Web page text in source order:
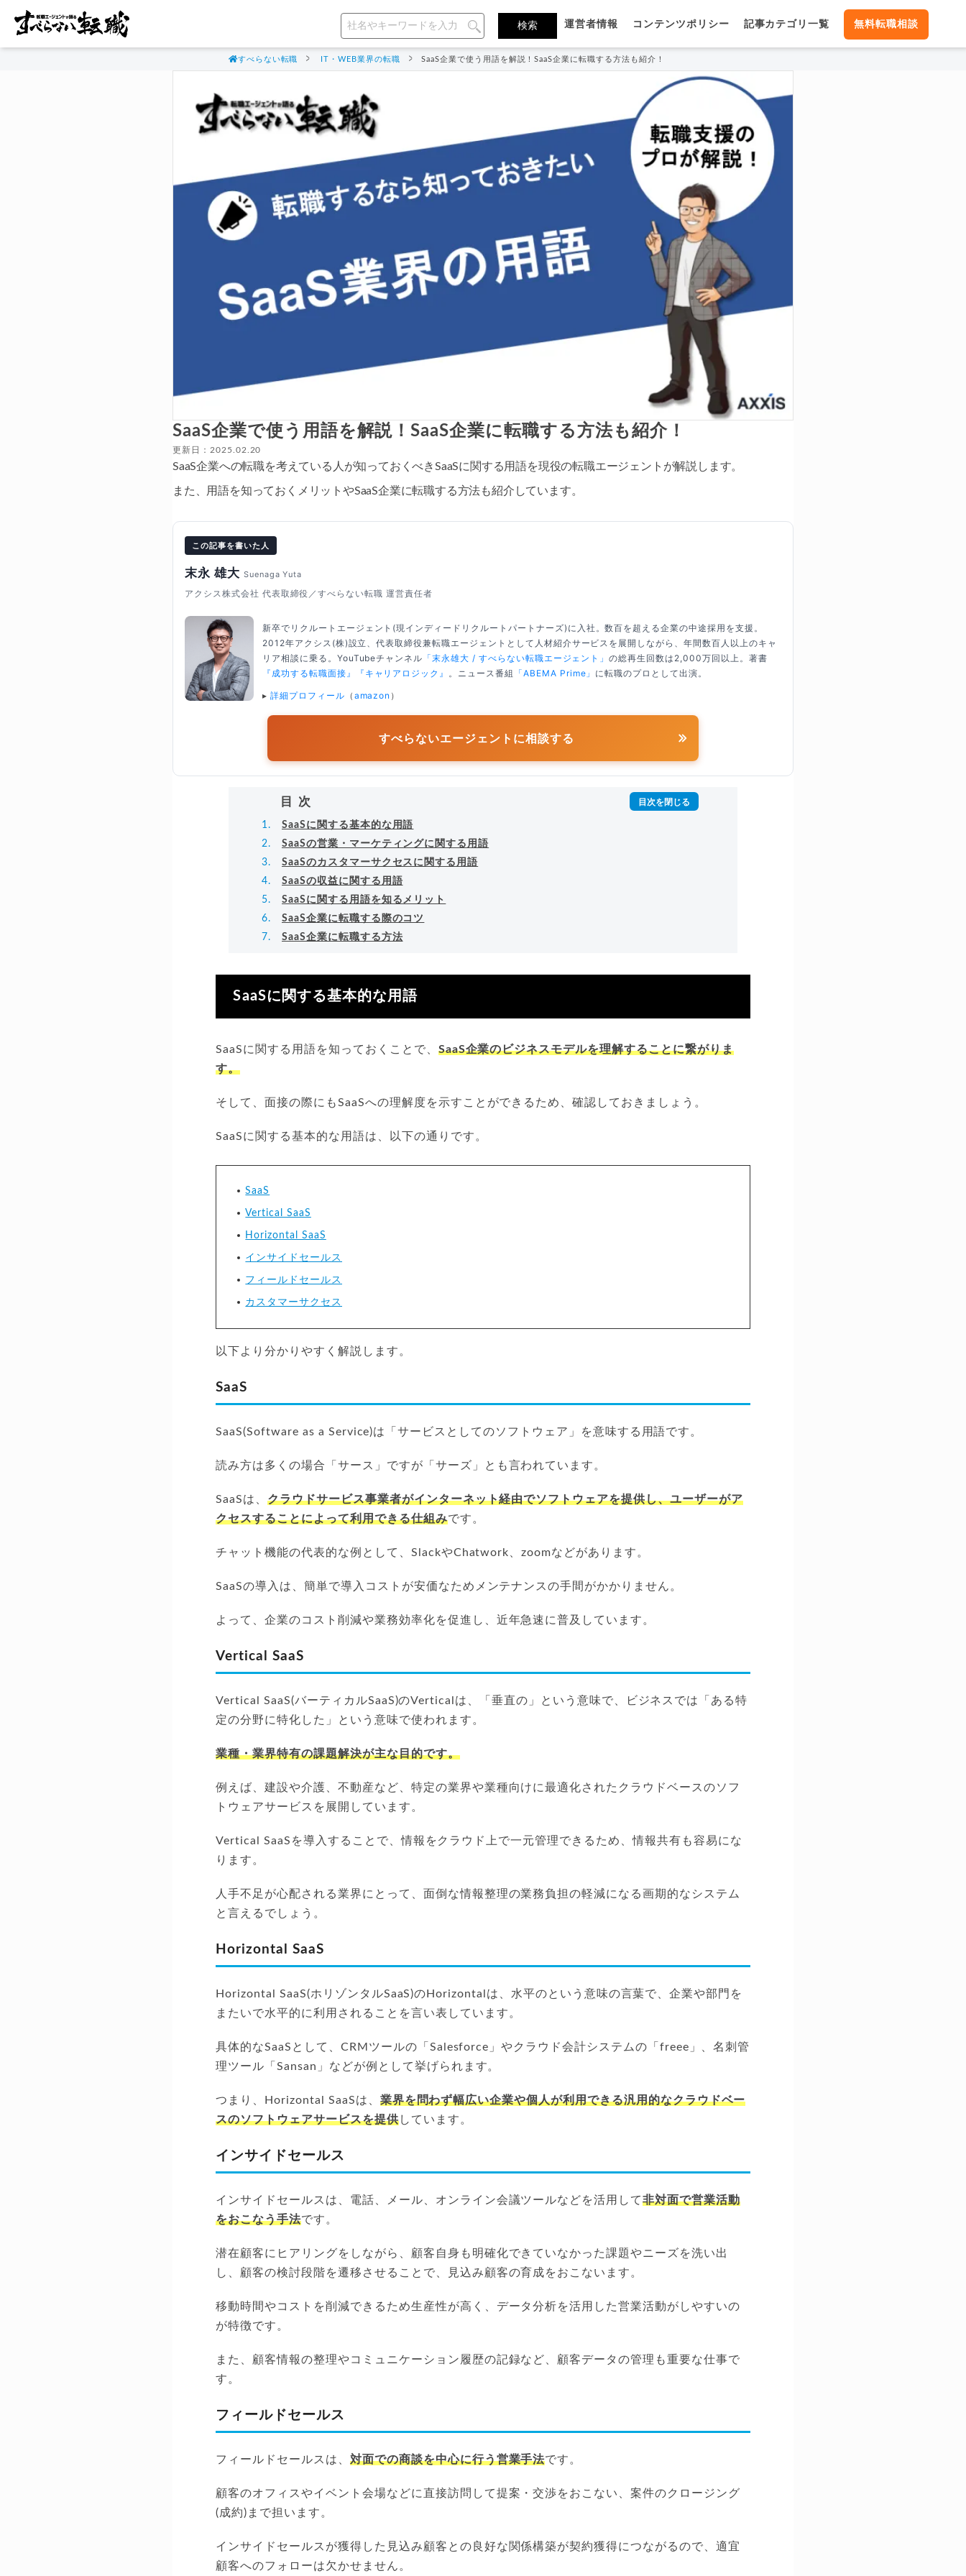
運営者情報 コンテンツポリシー 記事カテゴリ一覧 無料転職相談
すべらない転職 IT・WEB業界の転職 SaaS企業で使う用語を解説！SaaS企業に転職する方法も紹介！
SaaS企業で使う用語を解説！SaaS企業に転職する方法も紹介！
更新日：2025.02.20
SaaS企業への転職を考えている人が知っておくべきSaaSに関する用語を現役の転職エージェントが解説します。
また、用語を知っておくメリットやSaaS企業に転職する方法も紹介しています。
この記事を書いた人
末永 雄大 Suenaga Yuta
アクシス株式会社 代表取締役／すべらない転職 運営責任者
新卒でリクルートエージェント(現インディードリクルートパートナーズ)に入社。数百を超える企業の中途採用を支援。
2012年アクシス(株)設立、代表取締役兼転職エージェントとして人材紹介サービスを展開しながら、年間数百人以上のキャ
リア相談に乗る。YouTubeチャンネル 「末永雄大 / すべらない転職エージェント」の総再生回数は2,000万回以上。著書
『成功する転職面接』
『キャリアロジック』 。ニュース番組 「ABEMA Prime」 に転職のプロとして出演。
▸ 詳細プロフィール （ amazon ）
すべらないエージェントに相談する
目次
SaaSに関する基本的な用語
SaaSの営業・マーケティングに関する用語
SaaSのカスタマーサクセスに関する用語
SaaSの収益に関する用語
SaaSに関する用語を知るメリット
SaaS企業に転職する際のコツ
SaaS企業に転職する方法
SaaSに関する基本的な用語
SaaSに関する用語を知っておくことで、 SaaS企業のビジネスモデルを理解することに繋がりま
す。
そして、面接の際にもSaaSへの理解度を示すことができるため、確認しておきましょう。
SaaSに関する基本的な用語は、以下の通りです。
SaaS
Vertical SaaS
Horizontal SaaS
インサイドセールス
フィールドセールス
カスタマーサクセス
以下より分かりやすく解説します。
SaaS
SaaS(Software as a Service)は「サービスとしてのソフトウェア」を意味する用語です。
読み方は多くの場合「サース」ですが「サーズ」とも言われています。
SaaSは、クラウドサービス事業者がインターネット経由でソフトウェアを提供し、ユーザーがア
クセスすることによって利用できる仕組みです。
チャット機能の代表的な例として、SlackやChatwork、zoomなどがあります。
SaaSの導入は、簡単で導入コストが安価なためメンテナンスの手間がかかりません。
よって、企業のコスト削減や業務効率化を促進し、近年急速に普及しています。
Vertical SaaS
Vertical SaaS(バーティカルSaaS)のVerticalは、「垂直の」という意味で、ビジネスでは「ある特
定の分野に特化した」という意味で使われます。
業種・業界特有の課題解決が主な目的です。
例えば、建設や介護、不動産など、特定の業界や業種向けに最適化されたクラウドベースのソフ
トウェアサービスを展開しています。
Vertical SaaSを導入することで、情報をクラウド上で一元管理できるため、情報共有も容易にな
ります。
人手不足が心配される業界にとって、面倒な情報整理の業務負担の軽減になる画期的なシステム
と言えるでしょう。
Horizontal SaaS
Horizontal SaaS(ホリゾンタルSaaS)のHorizontalは、水平のという意味の言葉で、企業や部門を
またいで水平的に利用されることを言い表しています。
具体的なSaaSとして、CRMツールの「Salesforce」やクラウド会計システムの「freee」、名刺管
理ツール「Sansan」などが例として挙げられます。
つまり、Horizontal SaaSは、 業界を問わず幅広い企業や個人が利用できる汎用的なクラウドベー
スのソフトウェアサービスを提供しています。
インサイドセールス
インサイドセールスは、電話、メール、オンライン会議ツールなどを活用して非対面で営業活動
をおこなう手法です。
潜在顧客にヒアリングをしながら、顧客自身も明確化できていなかった課題やニーズを洗い出
し、顧客の検討段階を遷移させることで、見込み顧客の育成をおこないます。
移動時間やコストを削減できるため生産性が高く、データ分析を活用した営業活動がしやすいの
が特徴です。
また、顧客情報の整理やコミュニケーション履歴の記録など、顧客データの管理も重要な仕事で
す。
フィールドセールス
フィールドセールスは、対面での商談を中心に行う営業手法です。
顧客のオフィスやイベント会場などに直接訪問して提案・交渉をおこない、案件のクロージング
(成約)まで担います。
インサイドセールスが獲得した見込み顧客との良好な関係構築が契約獲得につながるので、適宜
顧客へのフォローは欠かせません。